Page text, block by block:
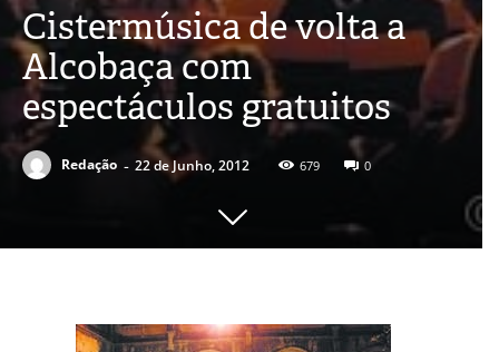
Cistermúsica de volta a
Alcobaça com
espectáculos gratuitos
Redação - 22 de Junho, 2012 679 0